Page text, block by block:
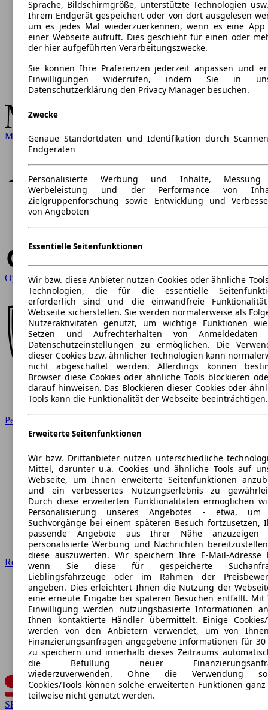
Mercedes-Benz
Opel
Peugeot
Renault
SEAT
Sprache, Bildschirmgröße, unterstützte Technologien
Ihrem Endgerät gespeichert oder von dort ausgelesen
um es jedes Mal wiederzuerkennen, wenn es eine App
einer Webseite aufruft. Dies geschieht für einen oder
der hier aufgeführten Verarbeitungszwecke.
Sie können Ihre Präferenzen jederzeit anpassen und
Einwilligungen widerrufen, indem Sie in
Datenschutzerklärung den Privacy Manager besuchen.
Zwecke
Genaue Standortdaten und Identifikation durch
Endgeräten
Personalisierte Werbung und Inhalte,
Werbeleistung und der Performance von
Zielgruppenforschung sowie Entwicklung und
von Angeboten
Essentielle Seitenfunktionen
Wir bzw. diese Anbieter nutzen Cookies oder ähnliche
Technologien, die für die essentielle
erforderlich sind und die einwandfreie
Webseite sicherstellen. Sie werden normalerweise als
Nutzeraktivitäten genutzt, um wichtige Funktionen
Setzen und Aufrechterhalten von Anmeldedaten
Datenschutzeinstellungen zu ermöglichen. Die
dieser Cookies bzw. ähnlicher Technologien kann
nicht abgeschaltet werden. Allerdings können
Browser diese Cookies oder ähnliche Tools blockieren
darauf hinweisen. Das Blockieren dieser Cookies oder
Tools kann die Funktionalität der Webseite beeinträchtigen.
Erweiterte Seitenfunktionen
Wir bzw. Drittanbieter nutzen unterschiedliche
Mittel, darunter u.a. Cookies und ähnliche Tools auf
Webseite, um Ihnen erweiterte Seitenfunktionen
und ein verbessertes Nutzungserlebnis zu
Durch diese erweiterten Funktionalitäten ermöglichen
Personalisierung unseres Angebotes - etwa, um
Suchvorgänge bei einem späteren Besuch fortzusetzen,
passende Angebote aus Ihrer Nähe anzuzeigen
personalisierte Werbung und Nachrichten
diese auszuwerten. Wir speichern Ihre E-Mail-Adresse
wenn Sie diese für gespeicherte
Lieblingsfahrzeuge oder im Rahmen der
angeben. Dies erleichtert Ihnen die Nutzung der
eine erneute Eingabe bei späteren Besuchen entfällt. Mit
Einwilligung werden nutzungsbasierte Informationen
Ihnen kontaktierte Händler übermittelt. Einige Cookies/
werden von den Anbietern verwendet, um von
Finanzierungsanfragen angegebene Informationen für 30
zu speichern und innerhalb dieses Zeitraums
die Befüllung neuer
wiederzuverwenden. Ohne die Verwendung
Cookies/Tools können solche erweiterten Funktionen
teilweise nicht genutzt werden.